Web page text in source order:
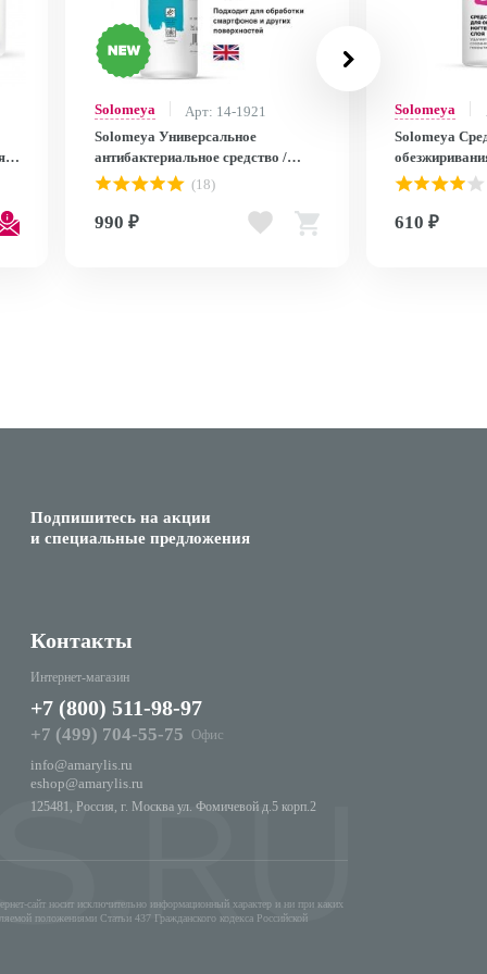
Solomeya
Арт: 14-1921
Solomeya Универсальное
антибактериальное средство /
(18)
990 ₽
Solomeya
Solomeya
липкого слоя с
610 ₽
Подпишитесь на акции
и специальные предложения
Контакты
Интернет-магазин
+7 (800) 511-98-97
+7 (499) 704-55-75 Офис
info@amarylis.ru
eshop@amarylis.ru
125481, Россия, г. Москва ул. Фомичевой д.5 корп.2
сайт носит исключительно информационный характер и ни при каких
положениями Статьи 437 Гражданского кодекса Российской